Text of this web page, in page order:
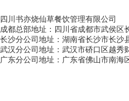
四川书亦烧仙草餐饮管理有限公司
成都总部地址：四川省成都市武侯区
长沙分公司地址：湖南省长沙市长沙
武汉分公司地址：武汉市硚口区越秀
广东分公司地址：广东省佛山市南海